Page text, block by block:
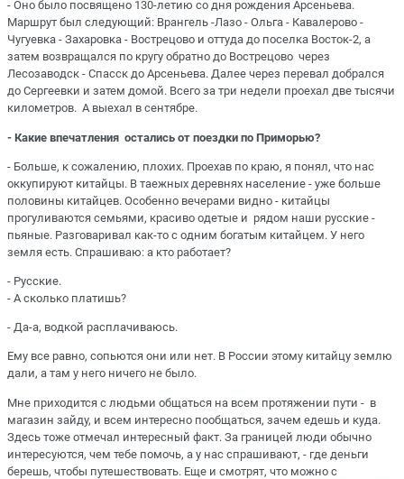
- Оно было посвящено 130-летию со дня рождения Арсеньева.
Маршрут был следующий: Врангель -Лазо - Ольга - Кавалерово -
Чугуевка - Захаровка - Вострецово и оттуда до поселка Восток-2, а
затем возвращался по кругу обратно до Вострецово через
Лесозаводск - Спасск до Арсеньева. Далее через перевал добрался
до Сергеевки и затем домой. Всего за три недели проехал две тысячи
километров. А выехал в сентябре.
- Какие впечатления остались от поездки по Приморью?
- Больше, к сожалению, плохих. Проехав по краю, я понял, что нас
оккупируют китайцы. В таежных деревнях население - уже больше
половины китайцев. Особенно вечерами видно - китайцы
прогуливаются семьями, красиво одетые и рядом наши русские -
пьяные. Разговаривал как-то с одним богатым китайцем. У него
земля есть. Спрашиваю: а кто работает?
- Русские.
- А сколько платишь?
- Да-а, водкой расплачиваюсь.
Ему все равно, сопьются они или нет. В России этому китайцу землю
дали, а там у него ничего не было.
Мне приходится с людьми общаться на всем протяжении пути - в
магазин зайду, и всем интересно пообщаться, зачем едешь и куда.
Здесь тоже отмечал интересный факт. За границей люди обычно
интересуются, чем тебе помочь, а у нас спрашивают, - где деньги
берешь, чтобы путешествовать. Еще и смотрят, что можно с